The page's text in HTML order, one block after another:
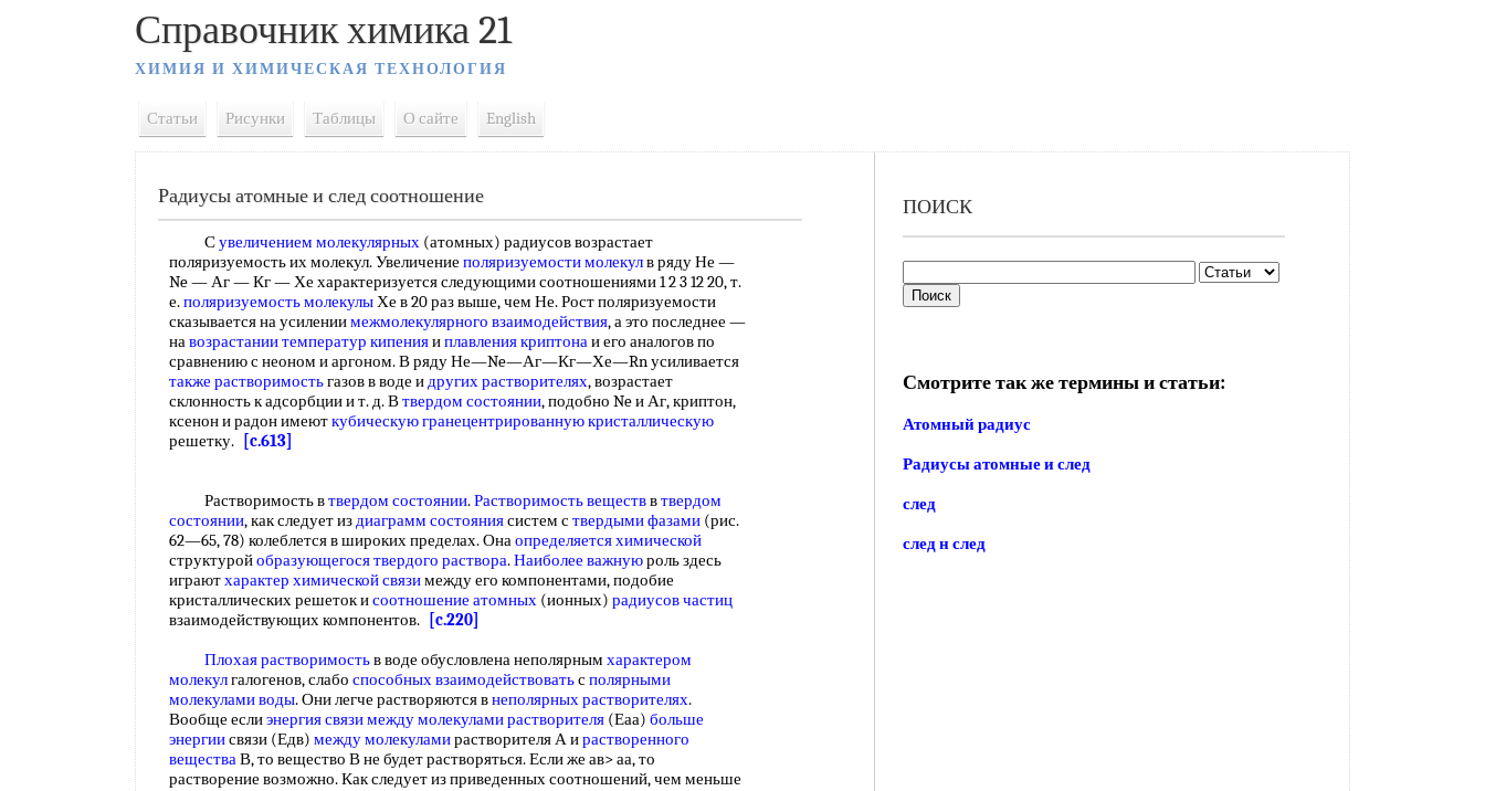
Справочник химика 21
ХИМИЯ И ХИМИЧЕСКАЯ ТЕХНОЛОГИЯ
Статьи Рисунки Таблицы О сайте English
Радиусы атомные и след соотношение
Сувеличением молекулярных (атомных) радиусов возрастает
поляризуемость их молекул. Увеличение поляризуемости молекулв ряду Не —
Ne — Аг — Кг — Хе характеризуется следующими соотношениями 1 2 3 12 20, т.
е.поляризуемость молекулыХе в 20 раз выше, чем Не. Рост поляризуемости
сказывается на усилениимежмолекулярного взаимодействия, а это последнее —
навозрастании температур кипенияиплавления криптонаи его аналогов по
сравнению с неоном и аргоном. В ряду Не—Ne—Аг—Кг—Хе—Rn усиливается
также растворимостьгазов в воде идругих растворителях, возрастает
склонность к адсорбции и т. д. Втвердом состоянии, подобно Ne и Аг, криптон,
ксенон и радон имеюткубическую гранецентрированную кристаллическую
решетку.
[c.613]
Растворимость втвердом состоянии.Растворимость веществвтвердом
состоянии, как следует издиаграмм состояниясистем ствердыми фазами (рис.
62—65, 78) колеблется в широких пределах. Онаопределяется химической
структуройобразующегося твердого раствора.Наиболее важнуюроль здесь
играютхарактер химической связимежду его компонентами, подобие
кристаллических решеток исоотношение атомных (ионных) радиусов частиц
взаимодействующих компонентов.
[c.220]
Плохая растворимостьв воде обусловлена неполярным характером
молекулгалогенов, слабо способных взаимодействоватьсполярными
молекулами воды. Они легче растворяются внеполярных растворителях.
Вообще еслиэнергия связи междумолекулами растворителя (Еаа) больше
энергиисвязи (Едв) между молекуламирастворителя А ирастворенного
веществаВ, то вещество В не будет растворяться. Если же ав> аа, то
растворение возможно. Как следует из приведенных соотношений, чем меньше
ПОИСК
Смотрите так же термины и статьи:
Атомный радиус
Радиусы атомные и след
след
след н след